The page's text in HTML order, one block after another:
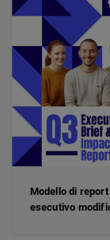
Modello di report
esecutivo